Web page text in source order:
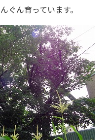
ぐん育っています。